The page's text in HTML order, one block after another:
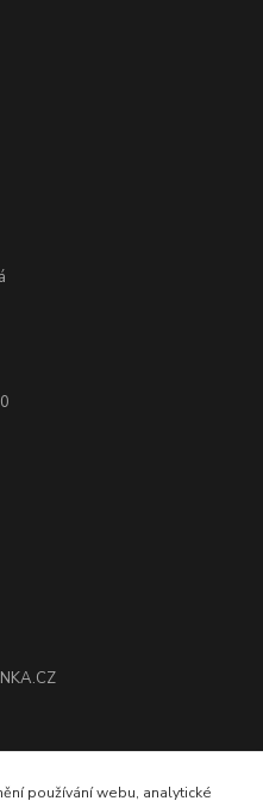
8:00-12:00hod)
používání webu, analytické